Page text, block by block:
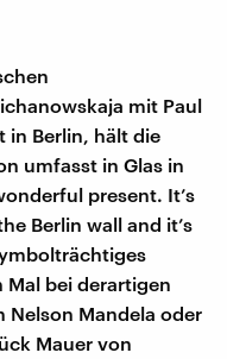
mit Paul
in Berlin, hält die
umfasst in Glas in
present. It’s
Berlin wall and it’s
Mal bei derartigen
Nelson Mandela oder
Mauer von